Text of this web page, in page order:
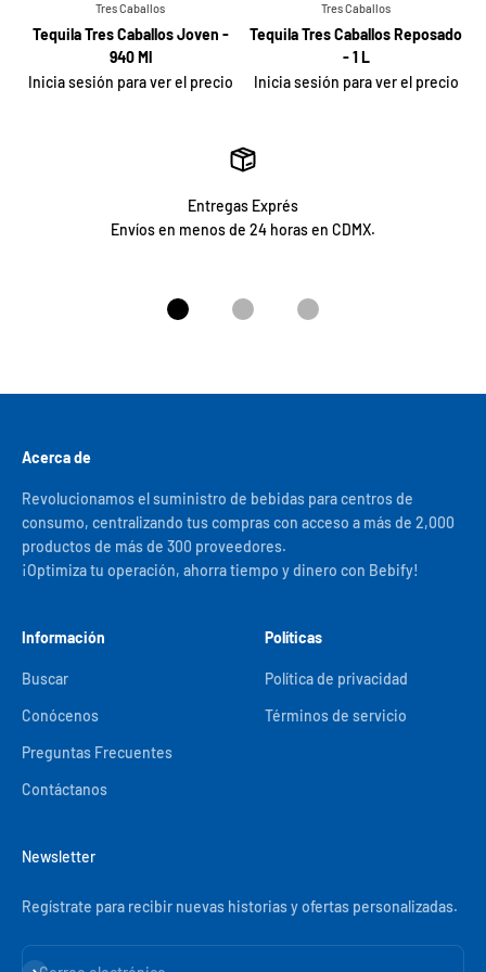
Tres Caballos
Tequila Tres Caballos Joven -
940 Ml
Inicia sesión para ver el precio
Tres Caballos
Tequila Tres Caballos Reposado
- 1 L
Inicia sesión para ver el precio
Entregas Exprés
Envíos en menos de 24 horas en CDMX.
Ir al artículo 1Ir al artículo 2Ir al artículo 3
Acerca de
Revolucionamos el suministro de bebidas para centros de
consumo, centralizando tus compras con acceso a más de 2,000
productos de más de 300 proveedores.
¡Optimiza tu operación, ahorra tiempo y dinero con Bebify!
Información
Buscar
Conócenos
Preguntas Frecuentes
Contáctanos
Políticas
Política de privacidad
Términos de servicio
Newsletter
Regístrate para recibir nuevas historias y ofertas personalizadas.